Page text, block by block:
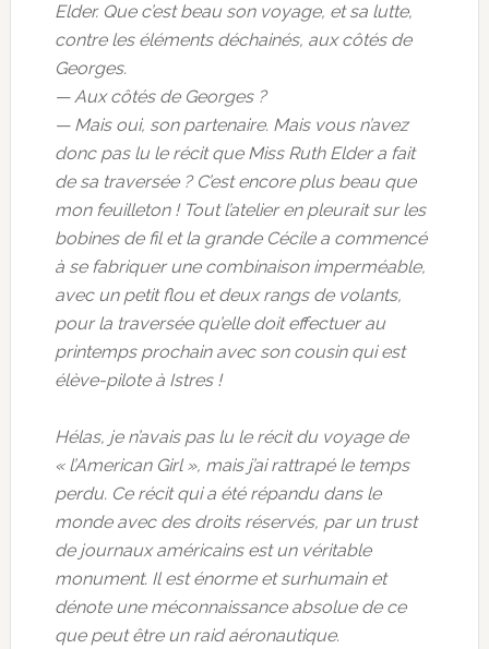
Elder. Que c’est beau son voyage, et sa lutte,
contre les éléments déchainés, aux côtés de
Georges.
— Aux côtés de Georges ?
— Mais oui, son partenaire. Mais vous n’avez
donc pas lu le récit que Miss Ruth Elder a fait
de sa traversée ? C’est encore plus beau que
mon feuilleton ! Tout l’atelier en pleurait sur les
bobines de fil et la grande Cécile a commencé
à se fabriquer une combinaison imperméable,
avec un petit flou et deux rangs de volants,
pour la traversée qu’elle doit effectuer au
printemps prochain avec son cousin qui est
élève-pilote à Istres !
Hélas, je n’avais pas lu le récit du voyage de
« l’American Girl », mais j’ai rattrapé le temps
perdu. Ce récit qui a été répandu dans le
monde avec des droits réservés, par un trust
de journaux américains est un véritable
monument. Il est énorme et surhumain et
dénote une méconnaissance absolue de ce
que peut être un raid aéronautique.